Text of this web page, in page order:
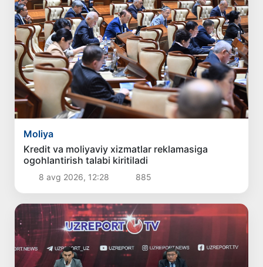
Moliya
Kredit va moliyaviy xizmatlar reklamasiga
ogohlantirish talabi kiritiladi
8 avg 2026, 12:28 885